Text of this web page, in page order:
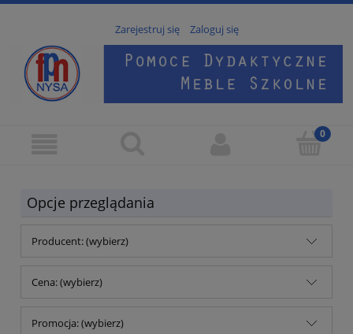
Zarejestruj się Zaloguj się
Opcje przeglądania
Producent: (wybierz)
Cena: (wybierz)
Promocja: (wybierz)